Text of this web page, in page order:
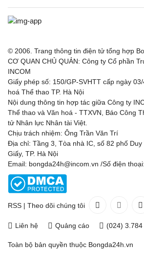
© 2006. Trang thông tin điện tử tổng hợp
CƠ QUAN CHỦ QUẢN: Công ty Cổ phần
INCOM
Giấy phép số: 150/GP-SVHTT cấp ngày
hoá Thể thao TP. Hà Nội
Nội dung thông tin hợp tác giữa Công ty
Thể thao và Văn hoá - TTXVN, Báo Công
tử Nhân lực Nhân tài Việt.
Chịu trách nhiệm: Ông Trần Văn Trí
Địa chỉ: Tầng 3, Tòa nhà IC, số 82 phố
Giấy, TP. Hà Nội
Email: bongda24h@incom.vn /Số điện
RSS | Theo dõi chúng tôi
Liên hệ Quảng cáo (024) 3.784
Toàn bộ bản quyền thuộc Bongda24h.vn